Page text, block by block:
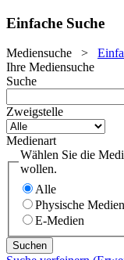
Einfache Suche
Mediensuche >
Ihre Mediensuche
Suche
Zweigstelle
Medienart
Wählen Sie die
wollen.
Alle
Physische Medien
E-Medien